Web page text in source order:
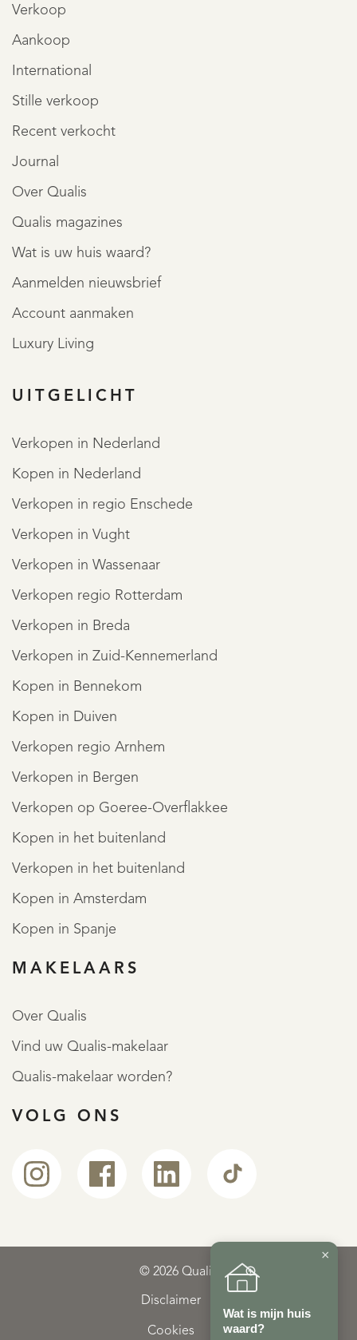
Verkoop
Aankoop
International
Stille verkoop
Recent verkocht
Journal
Over Qualis
Qualis magazines
Wat is uw huis waard?
Aanmelden nieuwsbrief
Account aanmaken
Luxury Living
UITGELICHT
Verkopen in Nederland
Kopen in Nederland
Verkopen in regio Enschede
Verkopen in Vught
Verkopen in Wassenaar
Verkopen regio Rotterdam
Verkopen in Breda
Verkopen in Zuid-Kennemerland
Kopen in Bennekom
Kopen in Duiven
Verkopen regio Arnhem
Verkopen in Bergen
Verkopen op Goeree-Overflakkee
Kopen in het buitenland
Verkopen in het buitenland
Kopen in Amsterdam
Kopen in Spanje
MAKELAARS
Over Qualis
Vind uw Qualis-makelaar
Qualis-makelaar worden?
VOLG ONS
© 2026 Qualis
Disclaimer
Cookies
REGISTREER
×
Wat is mijn huis
waard?